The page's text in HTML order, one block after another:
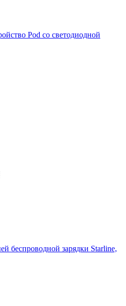
Pod со светодиодной
беспроводной зарядки Starline,